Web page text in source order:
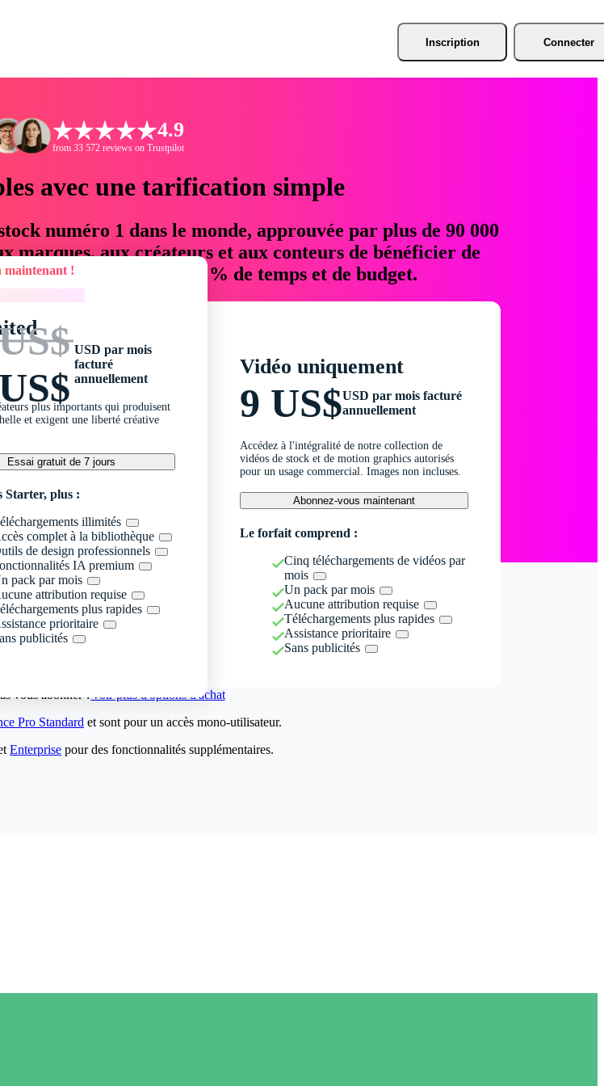
Inscription Connecter
4.9
from 33 572 reviews on Trustpilot
avec une tarification simple
numéro 1 dans le monde, approuvée par plus de 90 000
marques, aux créateurs et aux conteurs de bénéficier de
jusqu'à 76 % de temps et de budget.
!
USD par mois
facturé
annuellement
plus importants qui produisent
et exigent une liberté créative
Essai gratuit de 7 jours
Starter, plus :
illimités
complet à la bibliothèque
de design professionnels
IA premium
pack par mois
attribution requise
plus rapides
prioritaire
publicités
Vidéo uniquement
9 US$USD par mois facturé
annuellement
Accédez à l'intégralité de notre collection de
vidéos de stock et de motion graphics autorisés
pour un usage commercial. Images non incluses.
Abonnez-vous maintenant
Le forfait comprend :
Cinq téléchargements de vidéos par
mois
Un pack par mois
Aucune attribution requise
Téléchargements plus rapides
Assistance prioritaire
Sans publicités
vous abonner ?Voir plus d'options d'achat
Pro Standard et sont pour un accès mono-utilisateur.
Enterprise pour des fonctionnalités supplémentaires.